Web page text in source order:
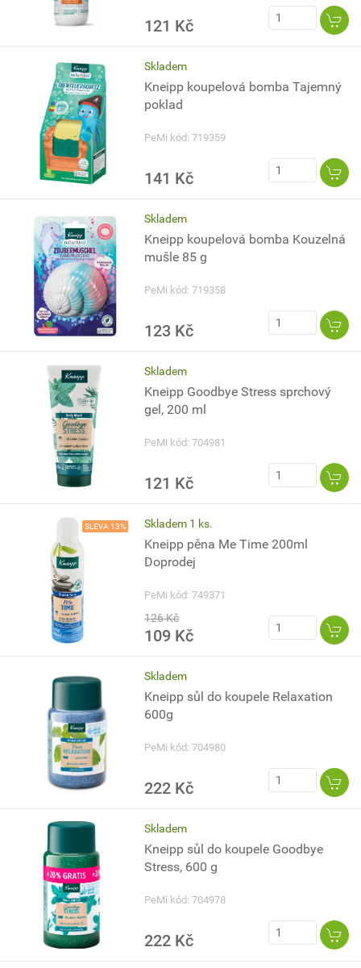
121 Kč
Skladem
Kneipp koupelová bomba Tajemný
poklad
PeMi kód: 719359
141 Kč
Skladem
Kneipp koupelová bomba Kouzelná
mušle 85 g
PeMi kód: 719358
123 Kč
Skladem
Kneipp Goodbye Stress sprchový
gel, 200 ml
PeMi kód: 704981
121 Kč
SLEVA 13% Skladem 1 ks.
Kneipp pěna Me Time 200ml
Doprodej
PeMi kód: 749371
126 Kč
109 Kč
Skladem
Kneipp sůl do koupele Relaxation
600g
PeMi kód: 704980
222 Kč
Skladem
Kneipp sůl do koupele Goodbye
Stress, 600 g
PeMi kód: 704978
222 Kč